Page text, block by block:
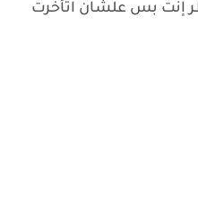
إنت بس علشان اتأخرت